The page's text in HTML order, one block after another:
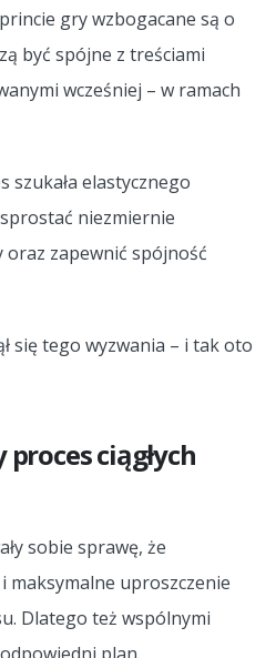
gry wzbogacane są o
być spójne z treściami
wcześniej – w ramach
szukała elastycznego
niezmiernie
zapewnić spójność
się tego wyzwania – i tak oto
ciągłych
sobie sprawę, że
maksymalne uproszczenie
Dlatego też wspólnymi
plan.